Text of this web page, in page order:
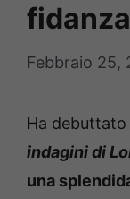
Febbraio 25,
Ha
indagini di
una